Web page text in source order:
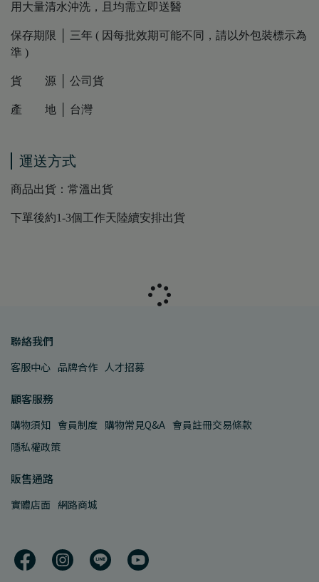
用大量清水沖洗，且均需立即送醫
保存期限 │ 三年 ( 因每批效期可能不同，請以外包裝標示為
準 )
貨 源 │ 公司貨
產 地 │ 台灣
運送方式
商品出貨：常溫出貨
下單後約1-3個工作天陸續安排出貨
聯絡我們
客服中心 品牌合作 人才招募
顧客服務
購物須知 會員制度 購物常見Q&A 會員註冊交易條款
隱私權政策
販售通路
實體店面 網路商城